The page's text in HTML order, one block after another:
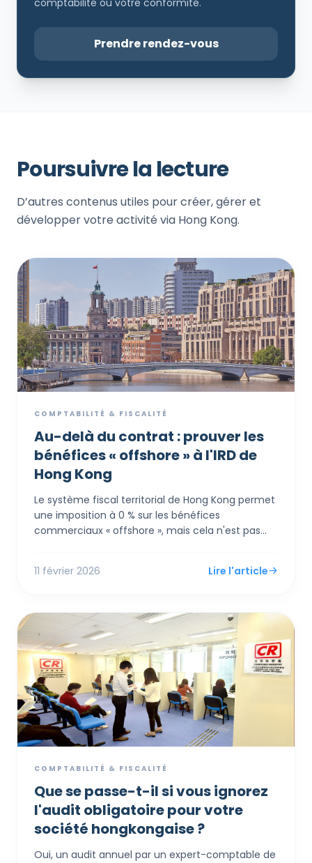
comptabilité ou votre conformité.
Prendre rendez-vous
Poursuivre la lecture
D’autres contenus utiles pour créer, gérer et
développer votre activité via Hong Kong.
COMPTABILITÉ & FISCALITÉ
Au-delà du contrat : prouver les
bénéfices « offshore » à l'IRD de
Hong Kong
Le système fiscal territorial de Hong Kong permet
une imposition à 0 % sur les bénéfices
commerciaux « offshore », mais cela n'est pas
examinant non seulement où les contrats sont
présente la documentation essentielle sur 7 ans
requise pour justifier une demande offshore,
couvrant tout des « Procès-verbaux de réunions »
à la conformité en matière de prix de transfert.
11 février 2026 Lire l'article
COMPTABILITÉ & FISCALITÉ
Que se passe-t-il si vous ignorez
l'audit obligatoire pour votre
société hongkongaise ?
Oui, un audit annuel par un expert-comptable de